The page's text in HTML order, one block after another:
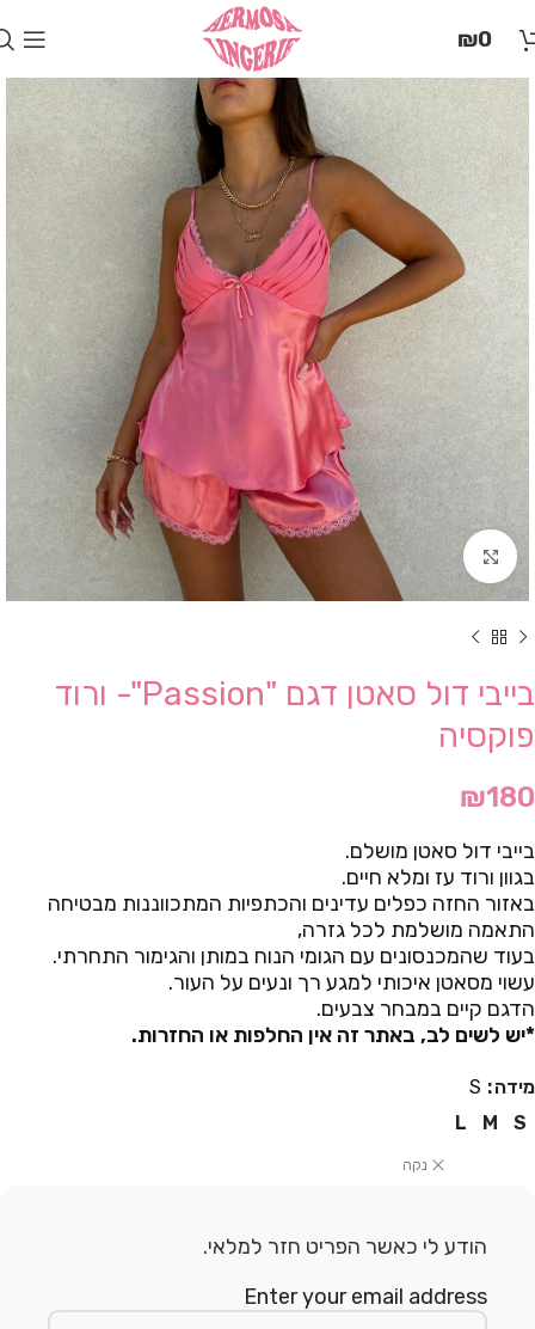
זֶה
מַעֲרֶכֶת
"המרכז
הישראלי
לְהַנְגָּשָׁת
אָתָרִים".
הַמְּסַיַּעַת
לִנְגִישׁוּת
הָאֲתָר.
לִפְתִיחַת
תַּפְרִיט
הֵנְּגִישׁוּת
לְחַץ
ALT+0
₪0
Click to enlarge
בייבי דול סאטן דגם "Passion"- ורוד
פוקסיה
₪180
בייבי דול סאטן מושלם.
בגוון ורוד עז ומלא חיים.
באזור החזה כפלים עדינים והכתפיות המתכווננות מבטיחה
התאמה מושלמת לכל גזרה,
בעוד שהמכנסונים עם הגומי הנוח במותן והגימור התחרתי.
עשוי מסאטן איכותי למגע רך ונעים על העור.
הדגם קיים במבחר צבעים.
*יש לשים לב, באתר זה אין החלפות או החזרות.
מידה
S
S
M
L
נקה
הודע לי כאשר הפריט חזר למלאי.
Enter your email address